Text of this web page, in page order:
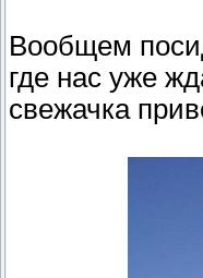
Вообщем
где нас уже
свежачка